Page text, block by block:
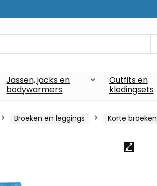
Jassen, jacks en
bodywarmers
Outfits en
kledingsets
Broeken en leggings Korte broeken